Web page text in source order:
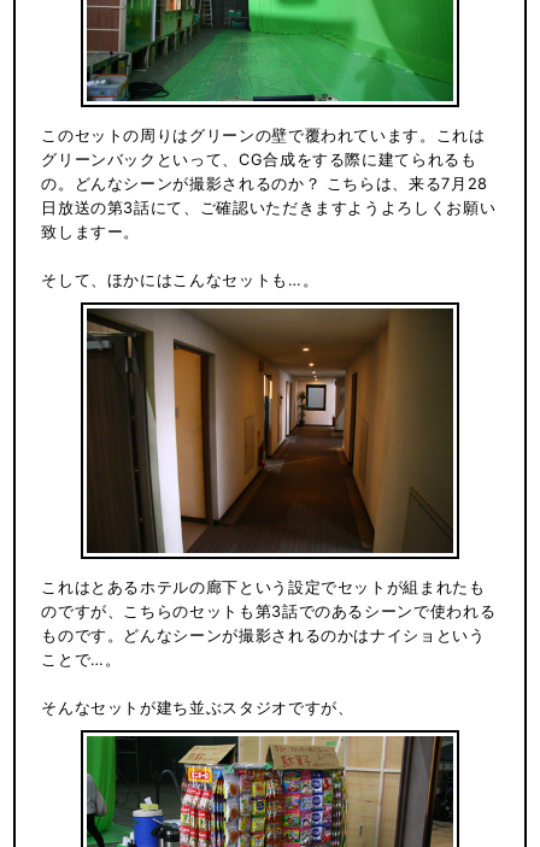
このセットの周りはグリーンの壁で覆われています。これは
グリーンバックといって、CG合成をする際に建てられるも
の。どんなシーンが撮影されるのか？ こちらは、来る7月28
日放送の第3話にて、ご確認いただきますようよろしくお願い
致しますー。
そして、ほかにはこんなセットも…。
これはとあるホテルの廊下という設定でセットが組まれたも
のですが、こちらのセットも第3話でのあるシーンで使われる
ものです。どんなシーンが撮影されるのかはナイショという
ことで…。
そんなセットが建ち並ぶスタジオですが、